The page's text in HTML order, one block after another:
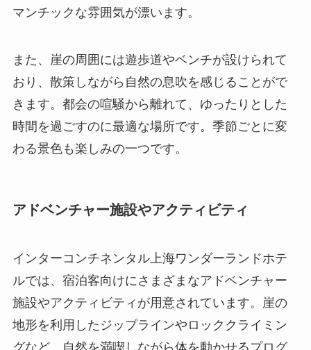
マンチックな雰囲気が漂います。
また、崖の周囲には遊歩道やベンチが設けられて
おり、散策しながら自然の息吹を感じることがで
きます。都会の喧騒から離れて、ゆったりとした
時間を過ごすのに最適な場所です。季節ごとに変
わる景色も楽しみの一つです。
アドベンチャー施設やアクティビティ
インターコンチネンタル上海ワンダーランドホテ
ルでは、宿泊客向けにさまざまなアドベンチャー
施設やアクティビティが用意されています。崖の
地形を利用したジップラインやロッククライミン
グなど、自然を満喫しながら体を動かせるプログ